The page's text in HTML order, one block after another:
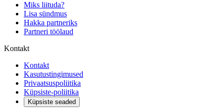
Miks liituda?
Lisa sündmus
Hakka partneriks
Partneri töölaud
Kontakt
Kontakt
Kasutustingimused
Privaatsuspoliitika
Küpsiste-poliitika
Küpsiste seaded